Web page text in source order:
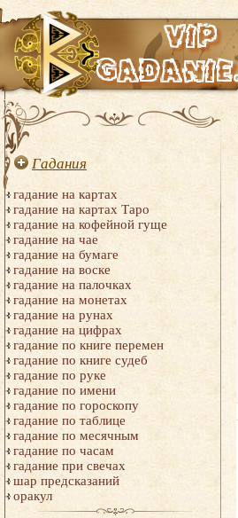
Гадания
гадание на картах
гадание на картах Таро
гадание на кофейной гуще
гадание на чае
гадание на бумаге
гадание на воске
гадание на палочках
гадание на монетах
гадание на рунах
гадание на цифрах
гадание по книге перемен
гадание по книге судеб
гадание по руке
гадание по имени
гадание по гороскопу
гадание по таблице
гадание по месячным
гадание по часам
гадание при свечах
шар предсказаний
оракул